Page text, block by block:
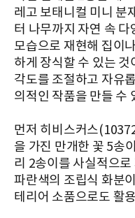
레고 보태니컬 미니 분
터 나무까지 자연 속
모습으로 재현해 집이
하게 장식할 수 있는 것
각도를 조절하고 자유
의적인 작품을 만들 수
먼저 히비스커스
을 가진 만개한 꽃 5송
리 2송이를 사실적으
파란색의 조립식 화분
테리어 소품으로도 활